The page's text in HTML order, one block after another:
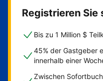
Registrieren Sie
Bis zu 1 Million $
45% der Gastgeber
innerhalb einer
Zwischen